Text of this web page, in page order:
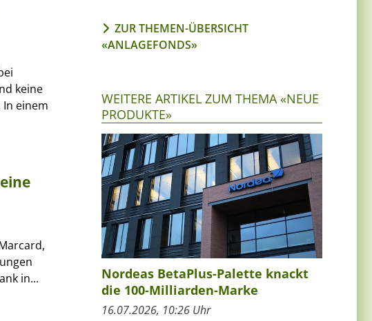
keine
einem
in...
ZUR THEMEN-ÜBERSICHT
«ANLAGEFONDS»
WEITERE ARTIKEL ZUM THEMA «NEUE
PRODUKTE»
Nordeas BetaPlus-Palette knackt
die 100-Milliarden-Marke
16.07.2026, 10:26 Uhr